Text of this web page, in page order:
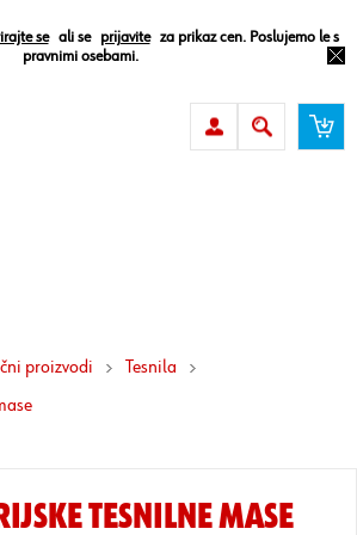
se ali se prijavite
za prikaz cen. Poslujemo le s
pravnimi osebami.
proizvodi
Tesnila
TESNILNE MASE